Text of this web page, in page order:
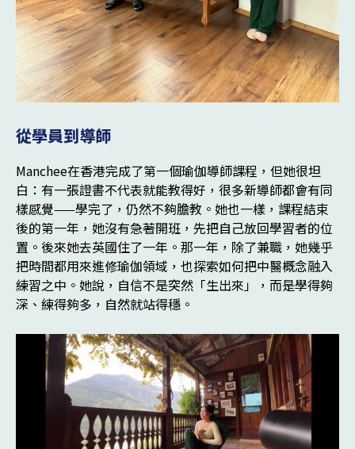
從學員到導師
Manchee在香港完成了第一個瑜伽導師課程，但她很坦
白：有一張證書不代表就能教得好，很多新導師都會有同
樣感覺——學完了，仍然不夠膽教。她也一樣，課程結束
後的第一年，她沒有急著開班，先把自己放回學習者的位
置。後來她去英國住了一年。那一年，除了兼職，她幾乎
把時間都用來進修瑜伽領域，也探索如何把中醫概念融入
練習之中。她說，自信不是突然「生出來」，而是學得夠
深、練得夠多，自然就站得穩。